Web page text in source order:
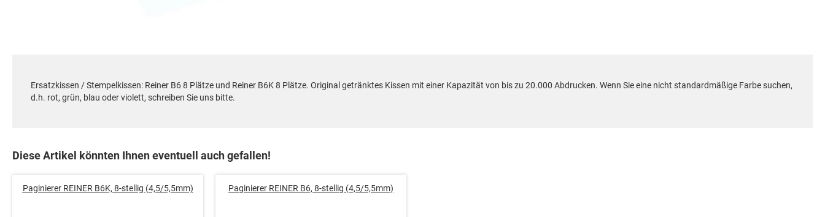
Ersatzkissen / Stempelkissen: Reiner B6 8 Plätze und Reiner B6K 8 Plätze. Original getränktes Kissen mit einer Kapazität von bis zu 20.000 Abdrucken. Wenn Sie eine nicht standardmäßige Farbe suchen,
d.h. rot, grün, blau oder violett, schreiben Sie uns bitte.
Diese Artikel könnten Ihnen eventuell auch gefallen!
Paginierer REINER B6K, 8-stellig (4,5/5,5mm) Paginierer REINER B6, 8-stellig (4,5/5,5mm)